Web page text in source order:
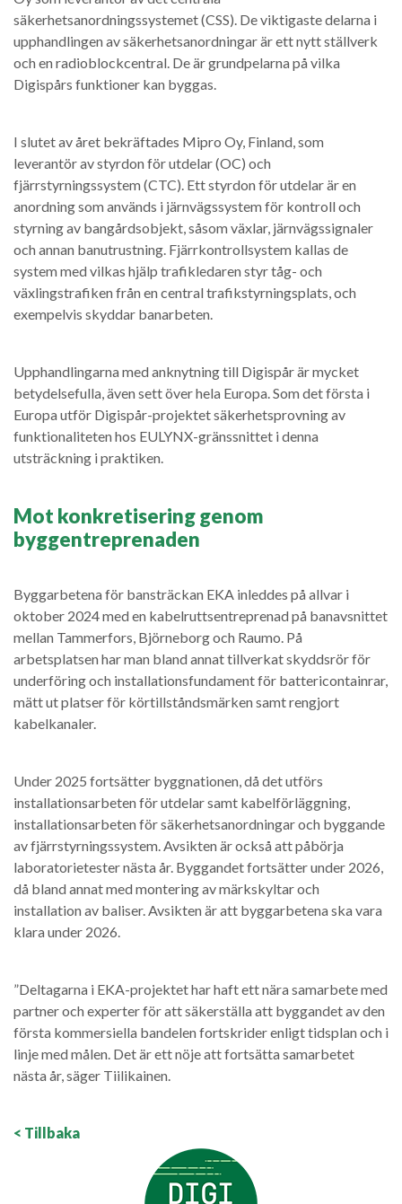
säkerhetsanordningssystemet (CSS). De viktigaste delarna i
upphandlingen av säkerhetsanordningar är ett nytt ställverk
och en radioblockcentral. De är grundpelarna på vilka
Digispårs funktioner kan byggas.
I slutet av året bekräftades Mipro Oy, Finland, som
leverantör av styrdon för utdelar (OC) och
fjärrstyrningssystem (CTC). Ett styrdon för utdelar är en
anordning som används i järnvägssystem för kontroll och
styrning av bangårdsobjekt, såsom växlar, järnvägssignaler
och annan banutrustning. Fjärrkontrollsystem kallas de
system med vilkas hjälp trafikledaren styr tåg- och
växlingstrafiken från en central trafikstyrningsplats, och
exempelvis skyddar banarbeten.
Upphandlingarna med anknytning till Digispår är mycket
betydelsefulla, även sett över hela Europa. Som det första i
Europa utför Digispår-projektet säkerhetsprovning av
funktionaliteten hos EULYNX-gränssnittet i denna
utsträckning i praktiken.
Mot konkretisering genom
byggentreprenaden
Byggarbetena för bansträckan EKA inleddes på allvar i
oktober 2024 med en kabelruttsentreprenad på banavsnittet
mellan Tammerfors, Björneborg och Raumo. På
arbetsplatsen har man bland annat tillverkat skyddsrör för
underföring och installationsfundament för battericontainrar,
mätt ut platser för körtillståndsmärken samt rengjort
kabelkanaler.
Under 2025 fortsätter byggnationen, då det utförs
installationsarbeten för utdelar samt kabelförläggning,
installationsarbeten för säkerhetsanordningar och byggande
av fjärrstyrningssystem. Avsikten är också att påbörja
laboratorietester nästa år. Byggandet fortsätter under 2026,
då bland annat med montering av märkskyltar och
installation av baliser. Avsikten är att byggarbetena ska vara
klara under 2026.
”Deltagarna i EKA-projektet har haft ett nära samarbete med
partner och experter för att säkerställa att byggandet av den
första kommersiella bandelen fortskrider enligt tidsplan och i
linje med målen. Det är ett nöje att fortsätta samarbetet
nästa år, säger Tiilikainen.
< Tillbaka